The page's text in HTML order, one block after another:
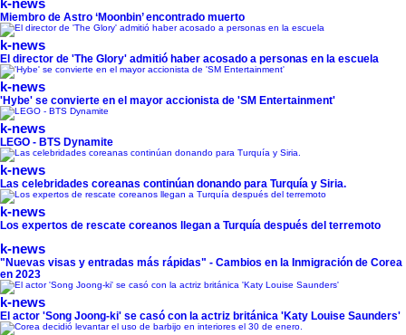
k-news
Miembro de Astro ‘Moonbin’ encontrado muerto
k-news
El director de 'The Glory' admitió haber acosado a personas en la escuela
k-news
'Hybe' se convierte en el mayor accionista de 'SM Entertainment'
k-news
LEGO - BTS Dynamite
k-news
Las celebridades coreanas continúan donando para Turquía y Siria.
k-news
Los expertos de rescate coreanos llegan a Turquía después del terremoto
k-news
"Nuevas visas y entradas más rápidas" - Cambios en la Inmigración de Corea
en 2023
k-news
El actor 'Song Joong-ki' se casó con la actriz británica 'Katy Louise Saunders'